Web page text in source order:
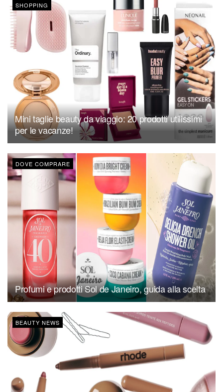
SHOPPING
Mini taglie beauty da viaggio: 20 prodotti utilissimi
per le vacanze!
DOVE COMPRARE
Profumi e prodotti Sol de Janeiro, guida alla scelta
BEAUTY NEWS